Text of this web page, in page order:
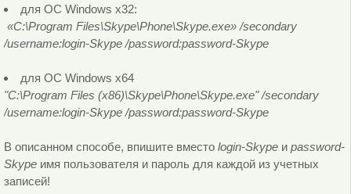
для OC Windows x32:
«C:\Program Files\Skype\Phone\Skype.exe» /secondary
/username:login-Skype /password:password-Skype
для OC Windows x64
"C:\Program Files (x86)\Skype\Phone\Skype.exe" /secondary
/username:login-Skype /password:password-Skype
В описанном способе, впишите вместо login-Skypeи password-
Skypeимя пользователя и пароль для каждой из учетных
записей!